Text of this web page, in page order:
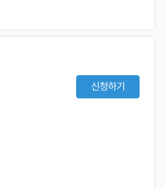
신청하기